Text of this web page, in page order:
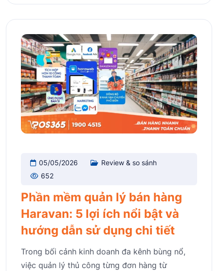
05/05/2026
Review & so sánh
652
Phần mềm quản lý bán hàng
Haravan: 5 lợi ích nổi bật và
hướng dẫn sử dụng chi tiết
Trong bối cảnh kinh doanh đa kênh bùng nổ,
việc quản lý thủ công từng đơn hàng từ